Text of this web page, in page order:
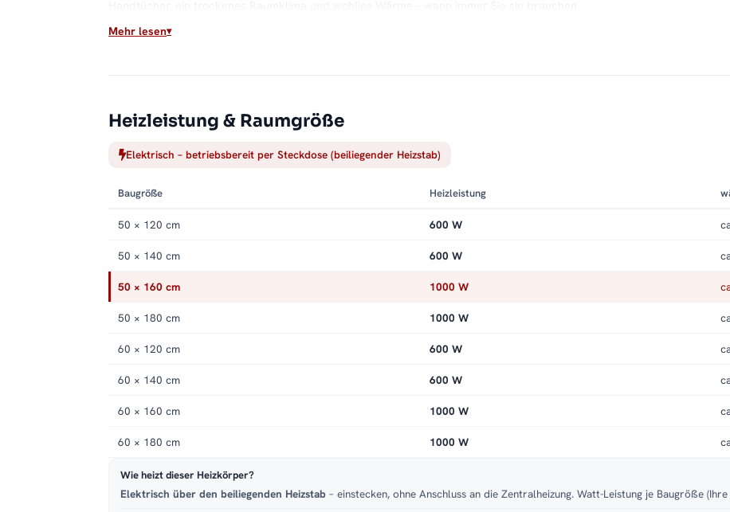
Mehr lesen
Heizleistung & Raumgröße
Elektrisch – betriebsbereit per Steckdose (beiliegender Heizstab)
Baugröße Heizleistung
50 × 120 cm 600 W
50 × 140 cm 600 W
50 × 160 cm 1000 W
50 × 180 cm 1000 W
60 × 120 cm 600 W
60 × 140 cm 600 W
60 × 160 cm 1000 W
60 × 180 cm 1000 W
Wie heizt dieser Heizkörper?
Elektrisch über den beiliegenden Heizstab – einstecken, ohne Anschluss an die Zentralheizung. Watt-Leistung je Baugröße